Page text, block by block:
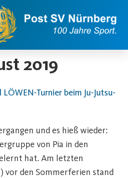
2019
Turnier beim Ju-Jutsu-
und es hieß wieder:
von Pia in den
hat. Am letzten
vor den Sommerferien stand